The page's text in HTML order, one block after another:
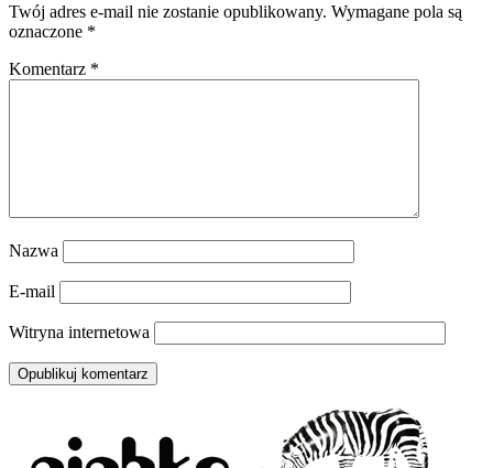
Twój adres e-mail nie zostanie opublikowany. Wymagane pola są
oznaczone *
Komentarz *
Nazwa
E-mail
Witryna internetowa